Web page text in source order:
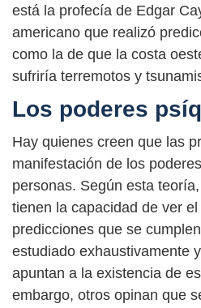
está la profecía de Edgar
americano que realizó
como la de que la costa
sufriría terremotos y
Los poderes
Hay quienes creen que las
manifestación de los
personas. Según esta
tienen la capacidad de ver
predicciones que se
estudiado exhaustivamente
apuntan a la existencia de
embargo, otros opinan que